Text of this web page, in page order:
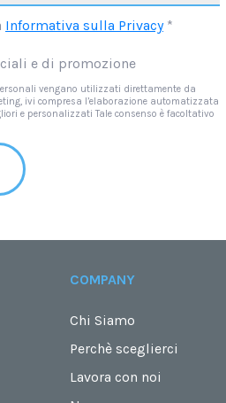
Informativa sulla Privacy*
e di promozione
vengano utilizzati direttamente da
ivi compresa l’elaborazione automatizzata
e personalizzati Tale consenso è facoltativo
COMPANY
Chi Siamo
Perchè sceglierci
Lavora con noi